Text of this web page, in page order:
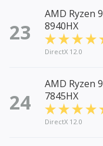
23
AMD Ryzen 9
8940HX
DirectX 12.0
24
AMD Ryzen 9
7845HX
DirectX 12.0